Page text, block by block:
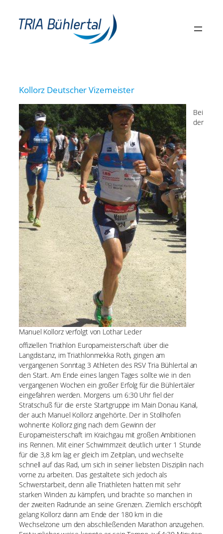
Inhalt
springen
Kollorz Deutscher Vizemeister
Manuel Kollorz verfolgt von Lothar Leder
Bei
der
offiziellen Triathlon Europameisterschaft über die
Langdistanz, im Triathlonmekka Roth, gingen am
vergangenen Sonntag 3 Athleten des RSV Tria Bühlertal an
den Start. Am Ende eines langen Tages sollte wie in den
vergangenen Wochen ein großer Erfolg für die Bühlertäler
eingefahren werden. Morgens um 6:30 Uhr fiel der
Stratschuß für die erste Startgruppe im Main Donau Kanal,
der auch Manuel Kollorz angehörte. Der in Stollhofen
wohnente Kollorz ging nach dem Gewinn der
Europameisterschaft im Kraichgau mit großen Ambitionen
ins Rennen. Mit einer Schwimmzeit deutlich unter 1 Stunde
für die 3,8 km lag er gleich im Zeitplan, und wechselte
schnell auf das Rad, um sich in seiner liebsten Disziplin nach
vorne zu arbeiten. Das gestaltete sich jedoch als
Schwerstarbeit, denn alle Triathleten hatten mit sehr
starken Winden zu kämpfen, und brachte so manchen in
der zweiten Radrunde an seine Grenzen. Ziemlich erschöpft
gelang Kollorz dann am Ende der 180 km in die
Wechselzone um den abschließenden Marathon anzugehen.